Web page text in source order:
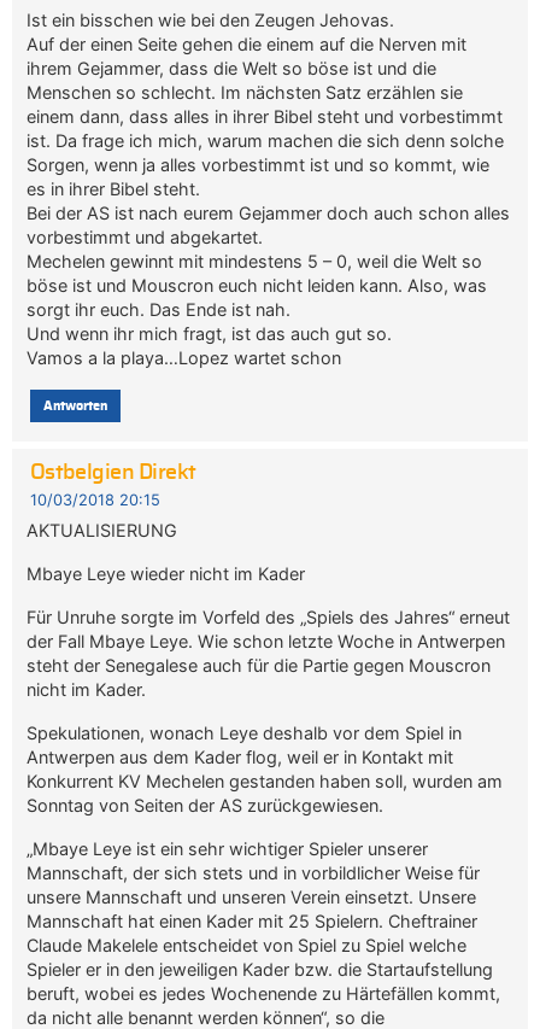
Ist ein bisschen wie bei den Zeugen Jehovas.
Auf der einen Seite gehen die einem auf die Nerven mit
ihrem Gejammer, dass die Welt so böse ist und die
Menschen so schlecht. Im nächsten Satz erzählen sie
einem dann, dass alles in ihrer Bibel steht und vorbestimmt
ist. Da frage ich mich, warum machen die sich denn solche
Sorgen, wenn ja alles vorbestimmt ist und so kommt, wie
es in ihrer Bibel steht.
Bei der AS ist nach eurem Gejammer doch auch schon alles
vorbestimmt und abgekartet.
Mechelen gewinnt mit mindestens 5 – 0, weil die Welt so
böse ist und Mouscron euch nicht leiden kann. Also, was
sorgt ihr euch. Das Ende ist nah.
Und wenn ihr mich fragt, ist das auch gut so.
Vamos a la playa…Lopez wartet schon
Antworten
Ostbelgien Direkt
10/03/2018 20:15
AKTUALISIERUNG
Mbaye Leye wieder nicht im Kader
Für Unruhe sorgte im Vorfeld des „Spiels des Jahres“ erneut
der Fall Mbaye Leye. Wie schon letzte Woche in Antwerpen
steht der Senegalese auch für die Partie gegen Mouscron
nicht im Kader.
Spekulationen, wonach Leye deshalb vor dem Spiel in
Antwerpen aus dem Kader flog, weil er in Kontakt mit
Konkurrent KV Mechelen gestanden haben soll, wurden am
Sonntag von Seiten der AS zurückgewiesen.
„Mbaye Leye ist ein sehr wichtiger Spieler unserer
Mannschaft, der sich stets und in vorbildlicher Weise für
unsere Mannschaft und unseren Verein einsetzt. Unsere
Mannschaft hat einen Kader mit 25 Spielern. Cheftrainer
Claude Makelele entscheidet von Spiel zu Spiel welche
Spieler er in den jeweiligen Kader bzw. die Startaufstellung
beruft, wobei es jedes Wochenende zu Härtefällen kommt,
da nicht alle benannt werden können“, so die